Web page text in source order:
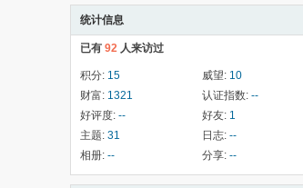
统计信息
已有 92 人来访过
积分: 15 威望: 10
财富: 1321 认证指数: --
好评度: -- 好友: 1
主题: 31 日志: --
相册: -- 分享: --